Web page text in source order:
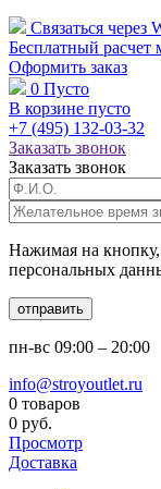
Связаться через
Бесплатный расчет
Оформить заказ
0 Пусто
В корзине пусто
+7 (495) 132-03-32
Заказать звонок
Заказать звонок
Нажимая на
персональных
отправить
пн-вс 09:00 – 20:00
info@stroyoutlet.ru
0 товаров
0 руб.
Просмотр
Доставка